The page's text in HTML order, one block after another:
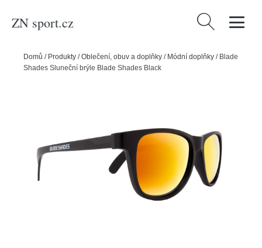
ZN sport.cz Vyhledávání
Domů / Produkty /Oblečení, obuv a doplňky / Módní doplňky / Blade
Shades Sluneční brýle Blade Shades Black